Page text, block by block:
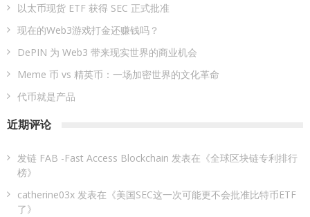
以太币现货 ETF 获得 SEC 正式批准
现在的Web3游戏打金还赚钱吗？
DePIN 为 Web3 带来现实世界的商业机会
Meme 币 vs 精英币：一场加密世界的文化革命
代币就是产品
近期评论
发链 FAB -Fast Access Blockchain 发表在《全球区块链专利排行
榜》
catherine03x 发表在《美国SEC这一次可能更不会批准比特币ETF
了》